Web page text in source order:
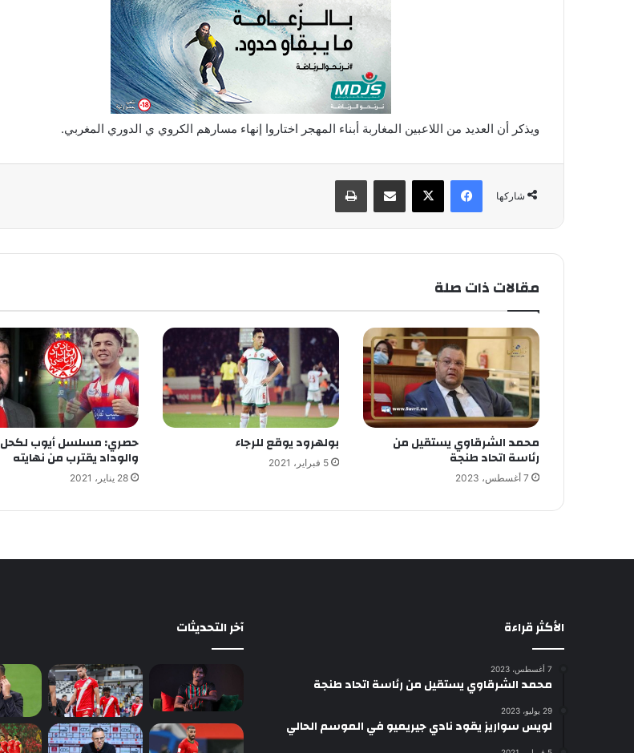
ويذكر أن العديد من اللاعبين المغاربة أبناء المهجر اختاروا إنهاء مسارهم الكروي ي الدوري المغربي.
شاركها
فيسبوك
مقالات ذات صلة
محمد الشرقاوي يستقيل من
رئاسة اتحاد طنجة
7 أغسطس، 2023
بولهرود يوقع للرجاء
5 فبراير، 2021
حصري: مسلسل أيوب لكحل
والوداد يقترب من نهايته
28 يناير، 2021
الأكثر قراءة
7 أغسطس، 2023
محمد الشرقاوي يستقيل من رئاسة اتحاد طنجة
29 يوليو، 2023
لويس سواريز يقود نادي جيريميو في الموسم الحالي
آخر التحديثات